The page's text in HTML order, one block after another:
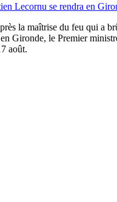
Lecornu se rendra en
la maîtrise du feu qui a
Gironde, le Premier
août.